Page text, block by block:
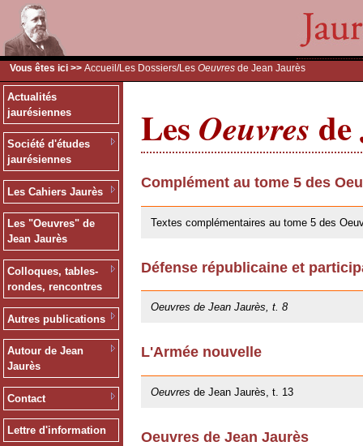
Vous êtes ici >> Accueil /Les Dossiers/Les Oeuvres de Jean Jaurès
Actualités
jaurésiennes
Société d'études
jaurésiennes
Les Cahiers Jaurès
Les "Oeuvres" de
Jean Jaurès
Colloques, tables-
rondes, rencontres
Autres publications
Autour de Jean
Jaurès
Contact
Lettre d'information
Les Oeuvres
Complément au tome 5 des
Textes complémentaires au tome 5 des
Défense républicaine et
Oeuvres de Jean Jaurès, t. 8
L'Armée nouvelle
Oeuvres de Jean Jaurès, t. 13
Oeuvres de Jean Jaurès